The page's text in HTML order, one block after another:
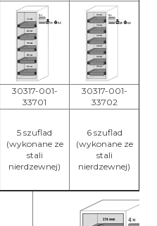
30317-001-
33701
30317-001-
33702
5 szuflad
(wykonane ze
stali
nierdzewnej)
6 szuflad
(wykonane ze
stali
nierdzewnej)